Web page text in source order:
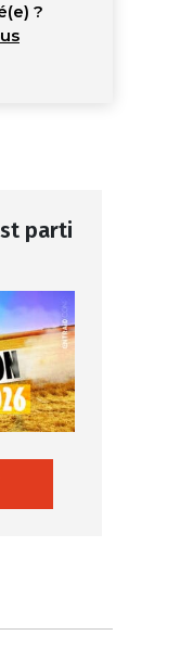
?
parti